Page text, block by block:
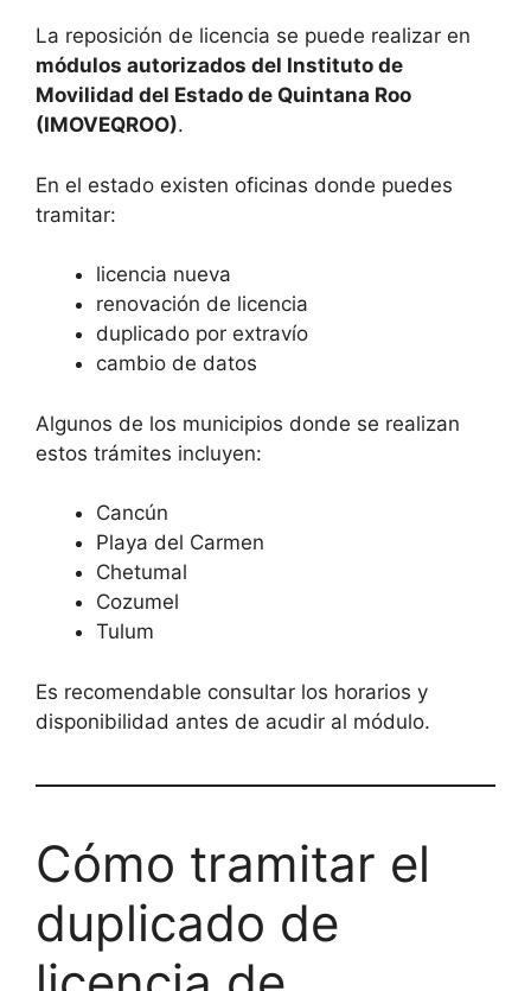
La reposición de licencia se puede realizar en
módulos autorizados del Instituto de
Movilidad del Estado de Quintana Roo
(IMOVEQROO).
En el estado existen oficinas donde puedes
tramitar:
licencia nueva
renovación de licencia
duplicado por extravío
cambio de datos
Algunos de los municipios donde se realizan
estos trámites incluyen:
Cancún
Playa del Carmen
Chetumal
Cozumel
Tulum
Es recomendable consultar los horarios y
disponibilidad antes de acudir al módulo.
Cómo tramitar el
duplicado de